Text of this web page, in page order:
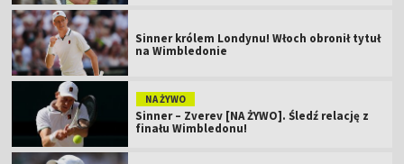
Sinner królem Londynu! Włoch obronił tytuł
na Wimbledonie
NA ŻYWO
Sinner – Zverev [NA ŻYWO]. Śledź relację z
finału Wimbledonu!